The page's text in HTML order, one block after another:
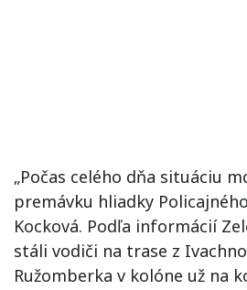
„Počas celého dňa situáciu
premávku hliadky
Kocková. Podľa informácií
stáli vodiči na trase z
Ružomberka v kolóne už na